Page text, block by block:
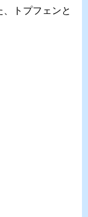
トプフェンと